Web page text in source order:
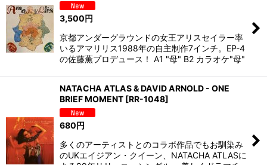
3,500円
京都アンダーグラウンドの女王アリスセイラー率
いるアマリリス1988年の自主制作7インチ。EP-4
の佐藤薫プロデュース！ A1 "母" B2 カラオケ"母"
NATACHA ATLAS & DAVID ARNOLD - ONE
BRIEF MOMENT [RR-1048]
680円
多くのアーティストとのコラボ作品でもお馴染み
のUKエイジアン・クイーン、NATACHA ATLASに